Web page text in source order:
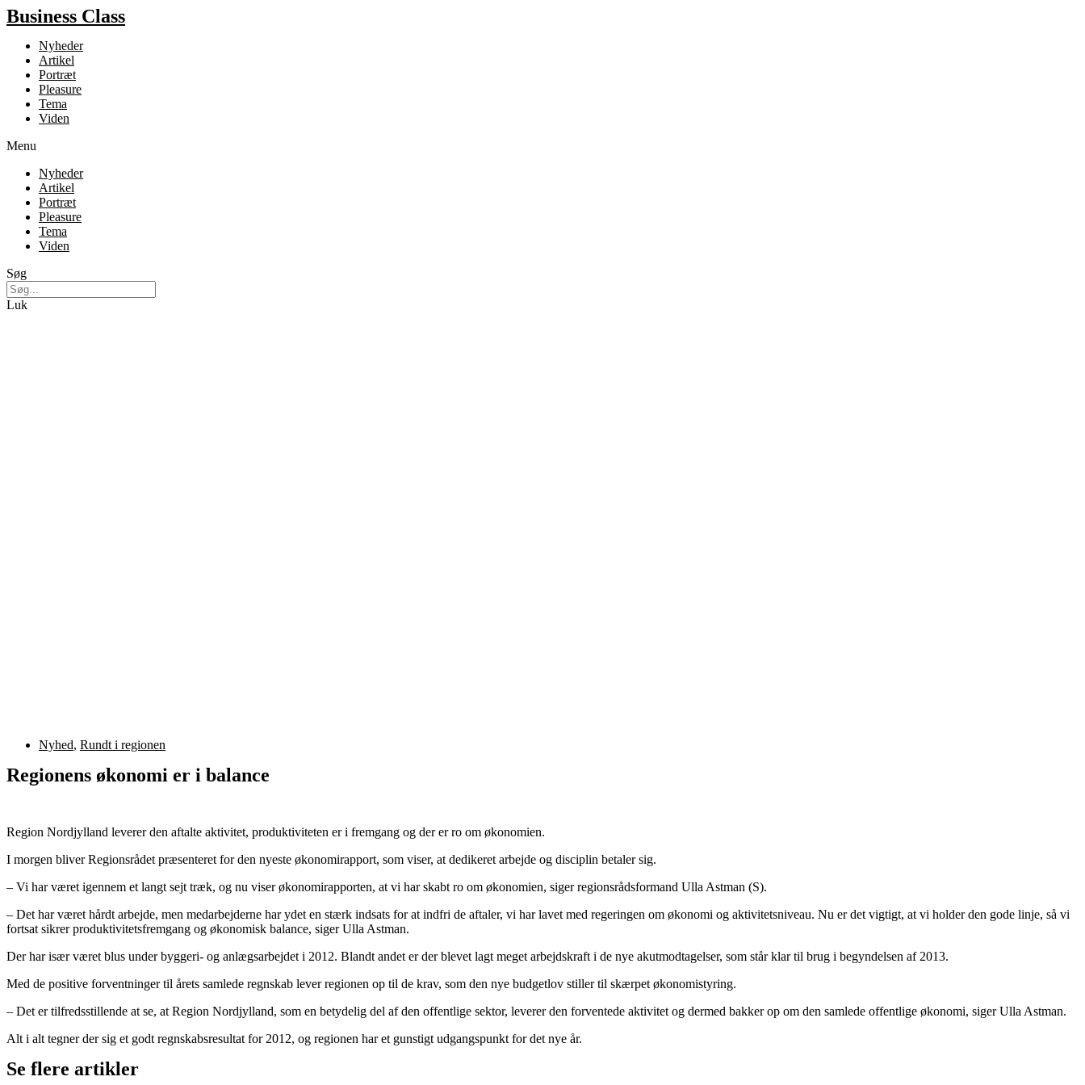
Business Class
Nyheder
Artikel
Portræt
Pleasure
Tema
Viden
Menu
Nyheder
Artikel
Portræt
Pleasure
Tema
Viden
Søg
Luk
Nyhed, Rundt i regionen
Regionens økonomi er i balance
Region Nordjylland leverer den aftalte aktivitet, produktiviteten er i fremgang og der er ro om økonomien.
I morgen bliver Regionsrådet præsenteret for den nyeste økonomirapport, som viser, at dedikeret arbejde og disciplin betaler sig.
– Vi har været igennem et langt sejt træk, og nu viser økonomirapporten, at vi har skabt ro om økonomien, siger regionsrådsformand Ulla Astman (S).
– Det har været hårdt arbejde, men medarbejderne har ydet en stærk indsats for at indfri de aftaler, vi har lavet med regeringen om økonomi og aktivitetsniveau. Nu er det vigtigt, at vi holder den gode linje, så vi
fortsat sikrer produktivitetsfremgang og økonomisk balance, siger Ulla Astman.
Der har især været blus under byggeri- og anlægsarbejdet i 2012. Blandt andet er der blevet lagt meget arbejdskraft i de nye akutmodtagelser, som står klar til brug i begyndelsen af 2013.
Med de positive forventninger til årets samlede regnskab lever regionen op til de krav, som den nye budgetlov stiller til skærpet økonomistyring.
– Det er tilfredsstillende at se, at Region Nordjylland, som en betydelig del af den offentlige sektor, leverer den forventede aktivitet og dermed bakker op om den samlede offentlige økonomi, siger Ulla Astman.
Alt i alt tegner der sig et godt regnskabsresultat for 2012, og regionen har et gunstigt udgangspunkt for det nye år.
Se flere artikler